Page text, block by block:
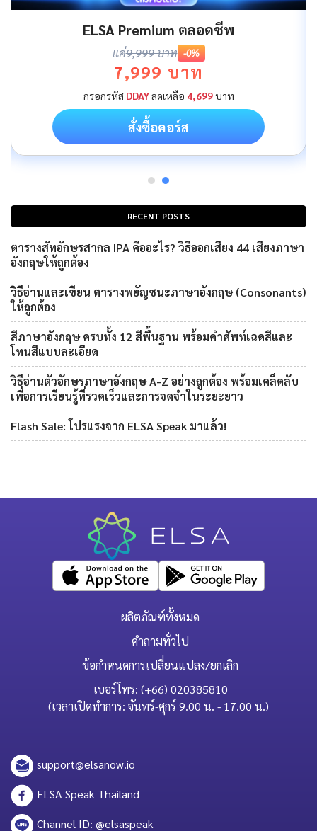
RECENT POSTS
ตารางสัทอักษรสากล IPA คืออะไร? วิธีออกเสียง 44 เสียงภาษา
อังกฤษให้ถูกต้อง
วิธีอ่านและเขียน ตารางพยัญชนะภาษาอังกฤษ (Consonants)
ให้ถูกต้อง
สีภาษาอังกฤษ ครบทั้ง 12 สีพื้นฐาน พร้อมคำศัพท์เฉดสีและ
โทนสีแบบละเอียด
วิธีอ่านตัวอักษรภาษาอังกฤษ A-Z อย่างถูกต้อง พร้อมเคล็ดลับ
เพื่อการเรียนรู้ที่รวดเร็วและการจดจำในระยะยาว
Flash Sale: โปรแรงจาก ELSA Speak มาแล้ว!
ELSA Premium ตลอดชีพ
แค่9,999 บาท -0%
7,999 บาท
กรอกรหัส DDAYลดเหลือ 4,699บาท
สั่งซื้อคอร์ส
ผลิตภัณฑ์ทั้งหมด
คำถามทั่วไป
ข้อกำหนดการเปลี่ยนแปลง/ยกเลิก
เบอร์โทร: (+66) 020385810
(เวลาเปิดทำการ: จันทร์-ศุกร์ 9.00 น. - 17.00 น.)
support@elsanow.io
ELSA Speak Thailand
Channel ID: @elsaspeak